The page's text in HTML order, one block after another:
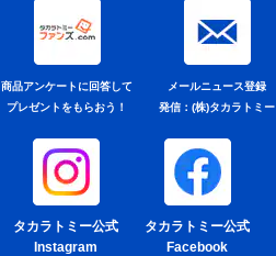
商品アンケートに回答して
プレゼントをもらおう！
メールニュース登録
発信：(株)タカラトミー
タカラトミー公式
Instagram
タカラトミー公式
Facebook